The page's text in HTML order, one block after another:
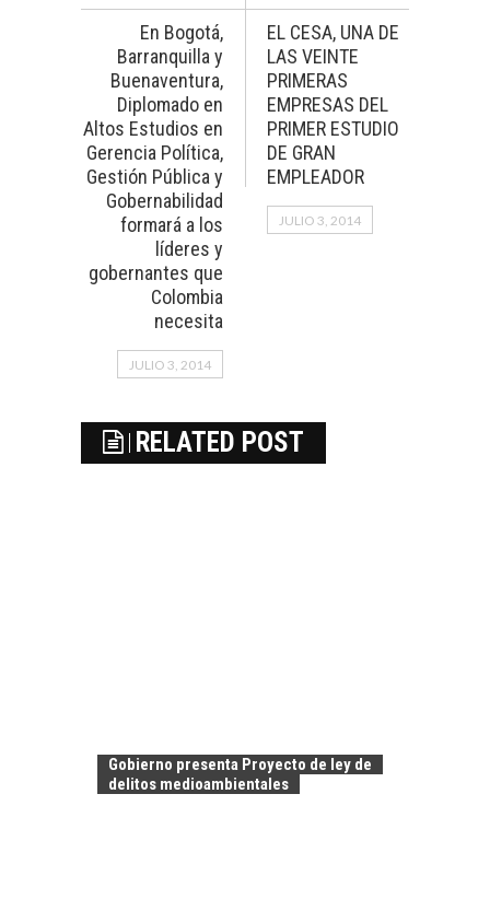
En Bogotá,
Barranquilla y
Buenaventura,
Diplomado en
Altos Estudios en
Gerencia Política,
Gestión Pública y
Gobernabilidad
formará a los
líderes y
gobernantes que
Colombia
necesita
JULIO 3, 2014
EL CESA, UNA DE
LAS VEINTE
PRIMERAS
EMPRESAS DEL
PRIMER ESTUDIO
DE GRAN
EMPLEADOR
JULIO 3, 2014
RELATED POST
Gobierno presenta Proyecto de ley de
delitos medioambientales